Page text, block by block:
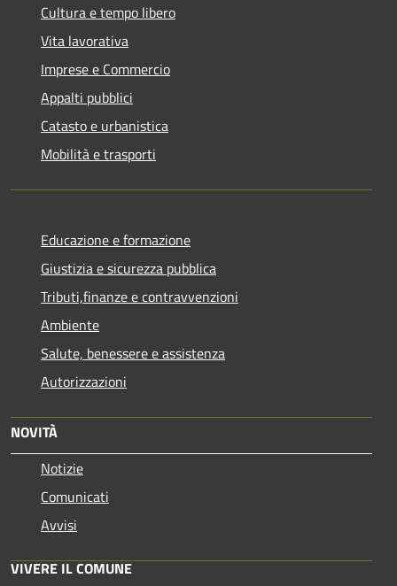
Cultura e tempo libero
Vita lavorativa
Imprese e Commercio
Appalti pubblici
Catasto e urbanistica
Mobilità e trasporti
Educazione e formazione
Giustizia e sicurezza pubblica
Tributi,finanze e contravvenzioni
Ambiente
Salute, benessere e assistenza
Autorizzazioni
NOVITÀ
Notizie
Comunicati
Avvisi
VIVERE IL COMUNE